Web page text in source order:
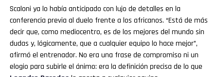
Scaloni ya lo había anticipado con lujo de detalles en la
conferencia previa al duelo frente a los africanos. “Está de más
decir que, como mediocentro, es de los mejores del mundo sin
dudas y, lógicamente, que a cualquier equipo lo hace mejor”,
afirmó el entrenador. No era una frase de compromiso ni un
elogio para subirle el ánimo: era la definición precisa de lo que